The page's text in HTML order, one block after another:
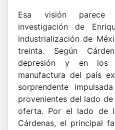
Esa visión
investigación de
industrialización de
treinta. Según
depresión y en los
manufactura del país
sorprendente
provenientes del lado
oferta. Por el lado de
Cárdenas, el principal